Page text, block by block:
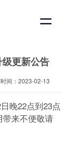
更新公告
间：2023-02-13
晚22点到23点
来不便敬请